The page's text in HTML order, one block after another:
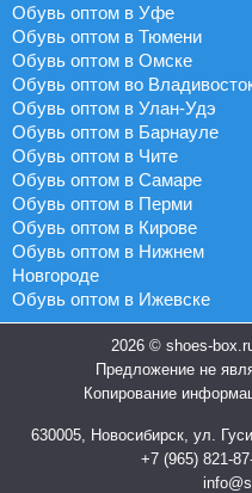
Обувь оптом в Уфе
Обувь оптом в Тюмени
Обувь оптом в Омске
Обувь оптом во
Обувь оптом в Улан-Удэ
Обувь оптом в Барнауле
Обувь оптом в Чите
Обувь оптом в Самаре
Обувь оптом в Перми
Обувь оптом в Кирове
Обувь оптом в Нижнем
Новгороде
Обувь оптом в Ижевске
2026 © shoes-
Предложение не
Копирование
630005, Новосибирск, ул.
+7 (965) 821-